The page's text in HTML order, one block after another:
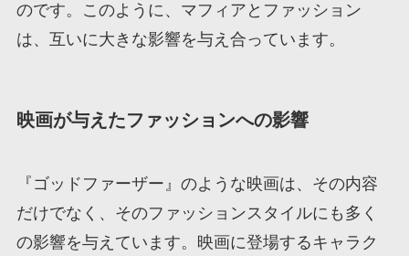
のです。このように、マフィアとファッション
は、互いに大きな影響を与え合っています。
映画が与えたファッションへの影響
『ゴッドファーザー』のような映画は、その内容
だけでなく、そのファッションスタイルにも多く
の影響を与えています。映画に登場するキャラク